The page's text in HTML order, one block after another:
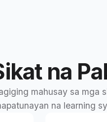
na
mahusay sa mga
na learning